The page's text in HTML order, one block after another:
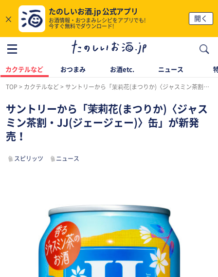
×
たのしいお酒.jp 公式アプリ
お酒情報・おつまみレシピをアプリでも!
今すぐ無料でダウンロード!
開く
カクテルなど おつまみ お酒etc. ニュース
TOP カクテルなど サントリーから「茉莉花(まつりか)〈ジャスミン茶割・JJ(ジェージェー)〉缶」が新発売！
サントリーから「茉莉花(まつりか)〈ジャス
ミン茶割・JJ(ジェージェー)〉缶」が新発
売！
スピリッツ ニュース